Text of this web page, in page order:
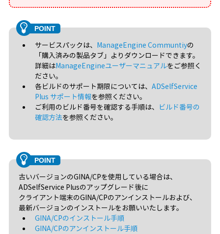
サービスパックは、 ManageEngine Communtiyの
「購入済みの製品タブ」よりダウンロードできます。
詳細はManageEngineユーザーマニュアルをご参照く
ださい。
各ビルドのサポート期限については、 ADSelfService
Plus サポート情報を参照ください。
ご利用のビルド番号を確認する手順は、 ビルド番号の
確認方法を参照ください。
古いバージョンのGINA/CPを使用している場合は、
ADSelfService Plusのアップグレード後に
クライアント端末のGINA/CPのアンインストールおよび、
最新バージョンのインストールをお願いいたします。
GINA/CPのインストール手順
GINA/CPのアンインストール手順